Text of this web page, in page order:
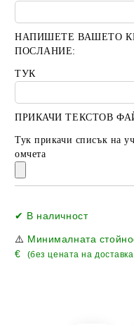
НАПИШЕТЕ ВАШЕТО
ПОСЛАНИЕ:
ТУК
ПРИКАЧИ ТЕКСТОВ
Тук прикачи списък на
омчета
✔ В наличност
⚠️ Минималната
€
(без цената на